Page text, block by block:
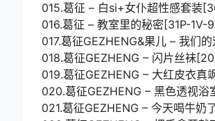
015.葛征 – 白si+女仆超性感套装
016.葛征 – 教室里的秘密[31P-1V-
017.葛征GEZHENG&果儿 – 我们
018.葛征GEZHENG – 闪片丝袜
019.葛征GEZHENG – 大红皮衣真
020.葛征GEZHENG – 黑色透视浴
021.葛征GEZHENG – 今天喝牛奶